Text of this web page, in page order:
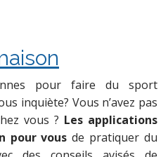
pour faire du sport
inquiète? Vous n’avez pas
vous ? Les applications
pour vous de pratiquer du